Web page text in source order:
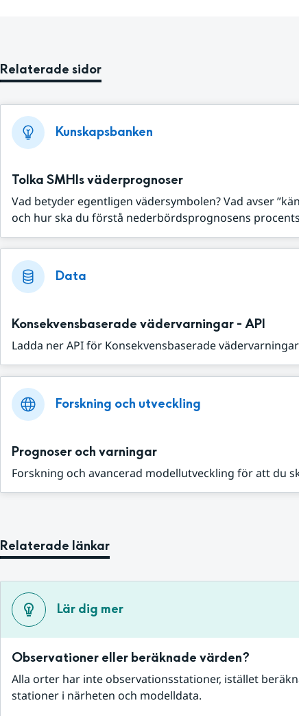
Relaterade sidor
Kunskapsbanken
Tolka SMHIs väderprognoser
Vad betyder egentligen vädersymbolen? Vad avser
och hur ska du förstå nederbördsprognosens
Data
Konsekvensbaserade vädervarningar - API
Ladda ner API för Konsekvensbaserade vädervarningar
Forskning och utveckling
Prognoser och varningar
Forskning och avancerad modellutveckling för att du
Relaterade länkar
Lär dig mer
Observationer eller beräknade värden?
Alla orter har inte observationsstationer, istället
stationer i närheten och modelldata.